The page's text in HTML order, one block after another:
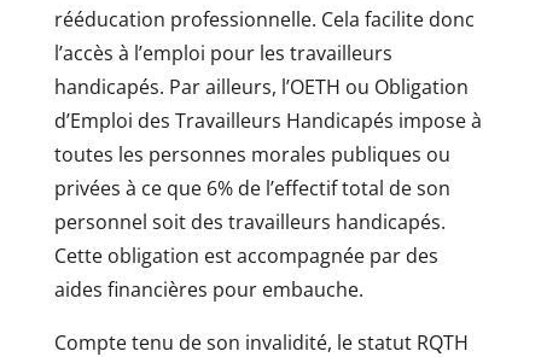
rééducation professionnelle. Cela facilite donc
l’accès à l’emploi pour les travailleurs
handicapés. Par ailleurs, l’OETH ou Obligation
d’Emploi des Travailleurs Handicapés impose à
toutes les personnes morales publiques ou
privées à ce que 6% de l’effectif total de son
personnel soit des travailleurs handicapés.
Cette obligation est accompagnée par des
aides financières pour embauche.
Compte tenu de son invalidité, le statut RQTH